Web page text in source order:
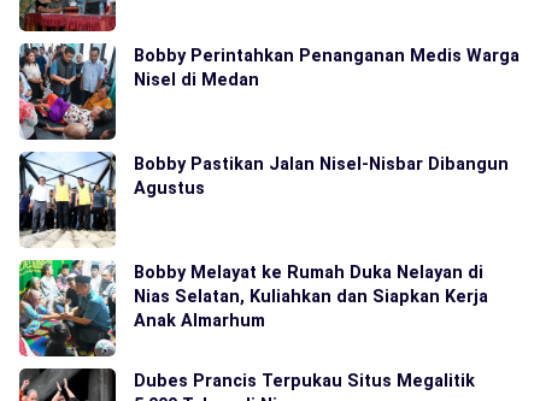
Bobby Perintahkan Penanganan Medis Warga
Nisel di Medan
Bobby Pastikan Jalan Nisel-Nisbar Dibangun
Agustus
Bobby Melayat ke Rumah Duka Nelayan di
Nias Selatan, Kuliahkan dan Siapkan Kerja
Anak Almarhum
Dubes Prancis Terpukau Situs Megalitik